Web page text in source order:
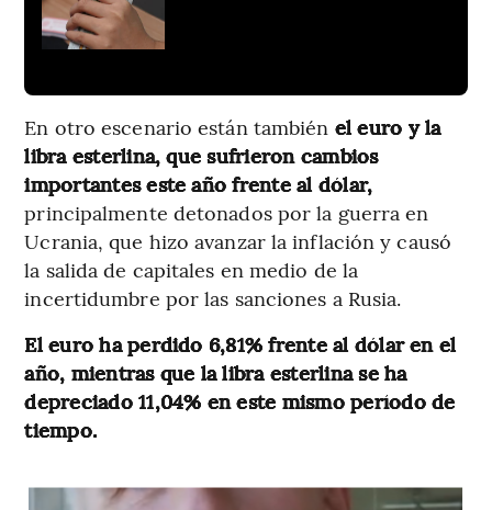
En otro escenario están también el euro y la
libra esterlina, que sufrieron cambios
importantes este año frente al dólar,
principalmente detonados por la guerra en
Ucrania, que hizo avanzar la inflación y causó
la salida de capitales en medio de la
incertidumbre por las sanciones a Rusia.
El euro ha perdido 6,81% frente al dólar en el
año, mientras que la libra esterlina se ha
depreciado 11,04% en este mismo período de
tiempo.